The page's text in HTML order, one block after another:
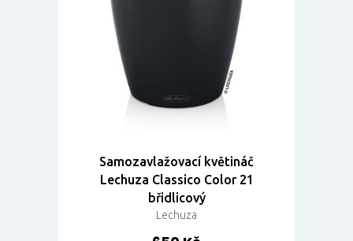
Samozavlažovací květináč
Lechuza Classico Color 21
břidlicový
Lechuza